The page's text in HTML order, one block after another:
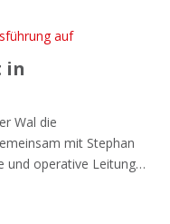
in
Wal die
mit Stephan
und operative Leitung…